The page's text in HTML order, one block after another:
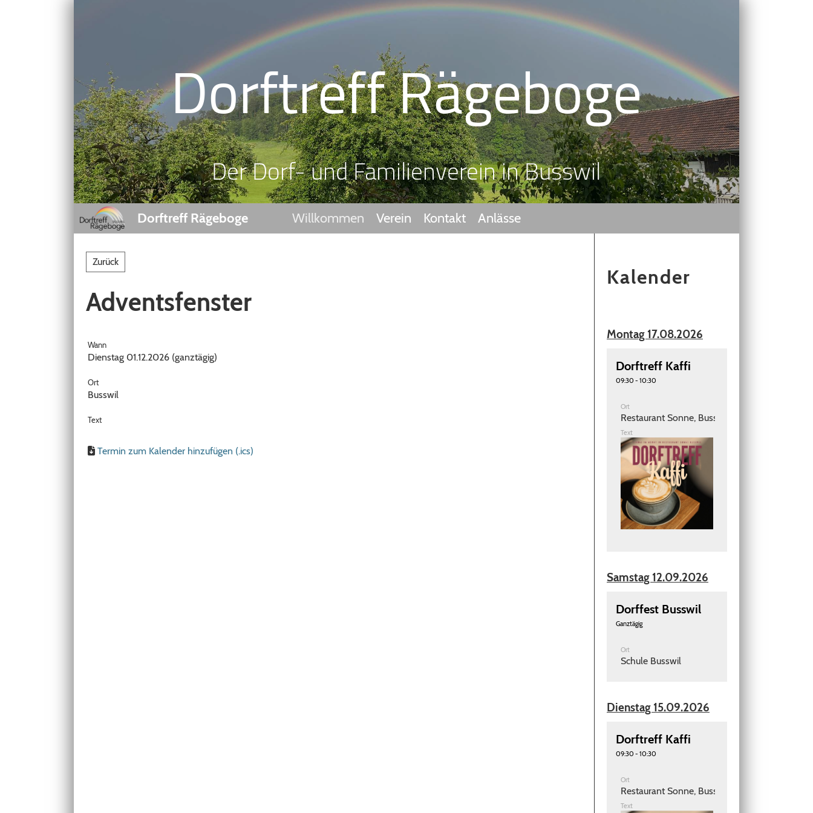
Dorftreff Rägeboge
Der Dorf- und Familienverein in Busswil
Dorftreff Rägeboge Willkommen Verein Kontakt Anlässe
Zurück
Adventsfenster
Wann
Dienstag 01.12.2026 (ganztägig)
Ort
Busswil
Text
Termin zum Kalender hinzufügen (.ics)
Kalender
Montag 17.08.2026
Dorftreff Kaffi
09:30 - 10:30
Ort
Restaurant Sonne, Busswil
Text
Samstag 12.09.2026
Dorffest Busswil
Ganztägig
Ort
Schule Busswil
Dienstag 15.09.2026
Dorftreff Kaffi
09:30 - 10:30
Ort
Restaurant Sonne, Busswil
Text